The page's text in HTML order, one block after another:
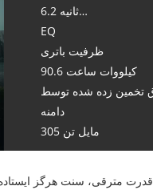
6.2 ثانیه…
EQ
ظرفیت باتری
90.6 کیلووات ساعت
دامنه
305 مایل تن
قدرت مترقی، سنت هرگز